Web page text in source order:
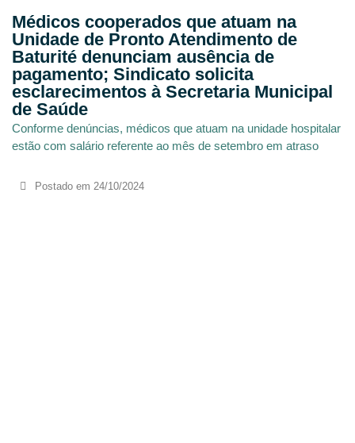
Médicos cooperados que atuam na
Unidade de Pronto Atendimento de
Baturité denunciam ausência de
pagamento; Sindicato solicita
esclarecimentos à Secretaria Municipal
de Saúde
Conforme denúncias, médicos que atuam na unidade hospitalar
estão com salário referente ao mês de setembro em atraso
Postado em 24/10/2024